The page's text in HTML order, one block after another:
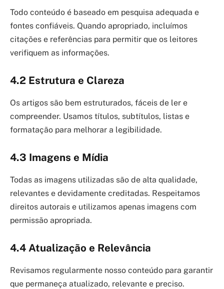
Todo conteúdo é baseado em pesquisa adequada e
fontes confiáveis. Quando apropriado, incluímos
citações e referências para permitir que os leitores
verifiquem as informações.
4.2 Estrutura e Clareza
Os artigos são bem estruturados, fáceis de ler e
compreender. Usamos títulos, subtítulos, listas e
formatação para melhorar a legibilidade.
4.3 Imagens e Mídia
Todas as imagens utilizadas são de alta qualidade,
relevantes e devidamente creditadas. Respeitamos
direitos autorais e utilizamos apenas imagens com
permissão apropriada.
4.4 Atualização e Relevância
Revisamos regularmente nosso conteúdo para garantir
que permaneça atualizado, relevante e preciso.